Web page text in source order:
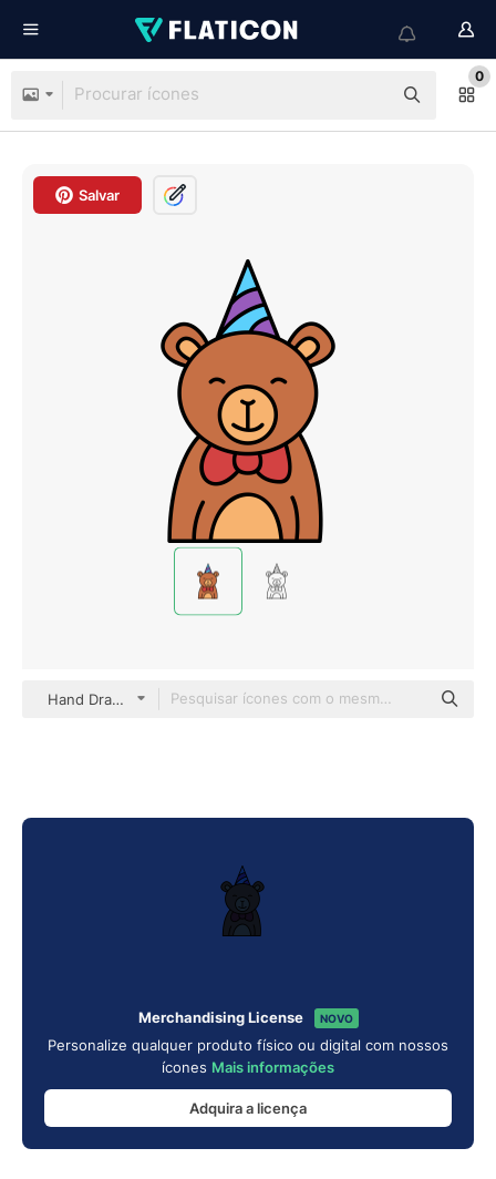
0
Salvar
Hand Drawn Color
Merchandising License NOVO
Personalize qualquer produto físico ou digital com nossos
ícones Mais informações
Adquira a licença